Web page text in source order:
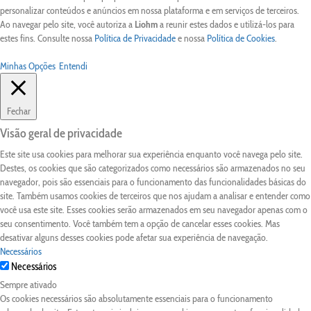
personalizar conteúdos e anúncios em nossa plataforma e em serviços de terceiros.
Ao navegar pelo site, você autoriza a Liohma reunir estes dados e utilizá-los para
estes fins. Consulte nossa Política de Privacidadee nossa Política de Cookies.
Minhas Opções Entendi
Fechar
Visão geral de privacidade
Este site usa cookies para melhorar sua experiência enquanto você navega pelo site.
Destes, os cookies que são categorizados como necessários são armazenados no seu
navegador, pois são essenciais para o funcionamento das funcionalidades básicas do
site. Também usamos cookies de terceiros que nos ajudam a analisar e entender como
você usa este site. Esses cookies serão armazenados em seu navegador apenas com o
seu consentimento. Você também tem a opção de cancelar esses cookies. Mas
desativar alguns desses cookies pode afetar sua experiência de navegação.
Necessários
Necessários
Sempre ativado
Os cookies necessários são absolutamente essenciais para o funcionamento